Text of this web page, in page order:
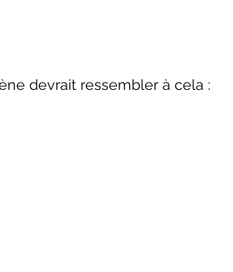
devrait ressembler à cela :